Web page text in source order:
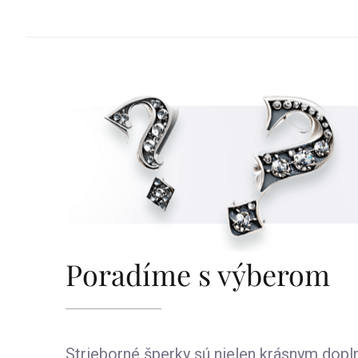
Poradíme s výberom
Strieborné šperky sú nielen krásnym